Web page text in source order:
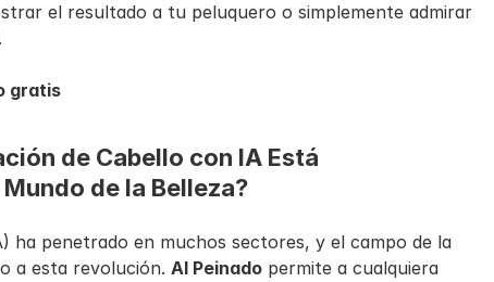
el resultado a tu peluquero o simplemente admirar
gratis
de Cabello con IA Está
de la Belleza?
ha penetrado en muchos sectores, y el campo de la
a esta revolución. AI Peinado permite a cualquiera